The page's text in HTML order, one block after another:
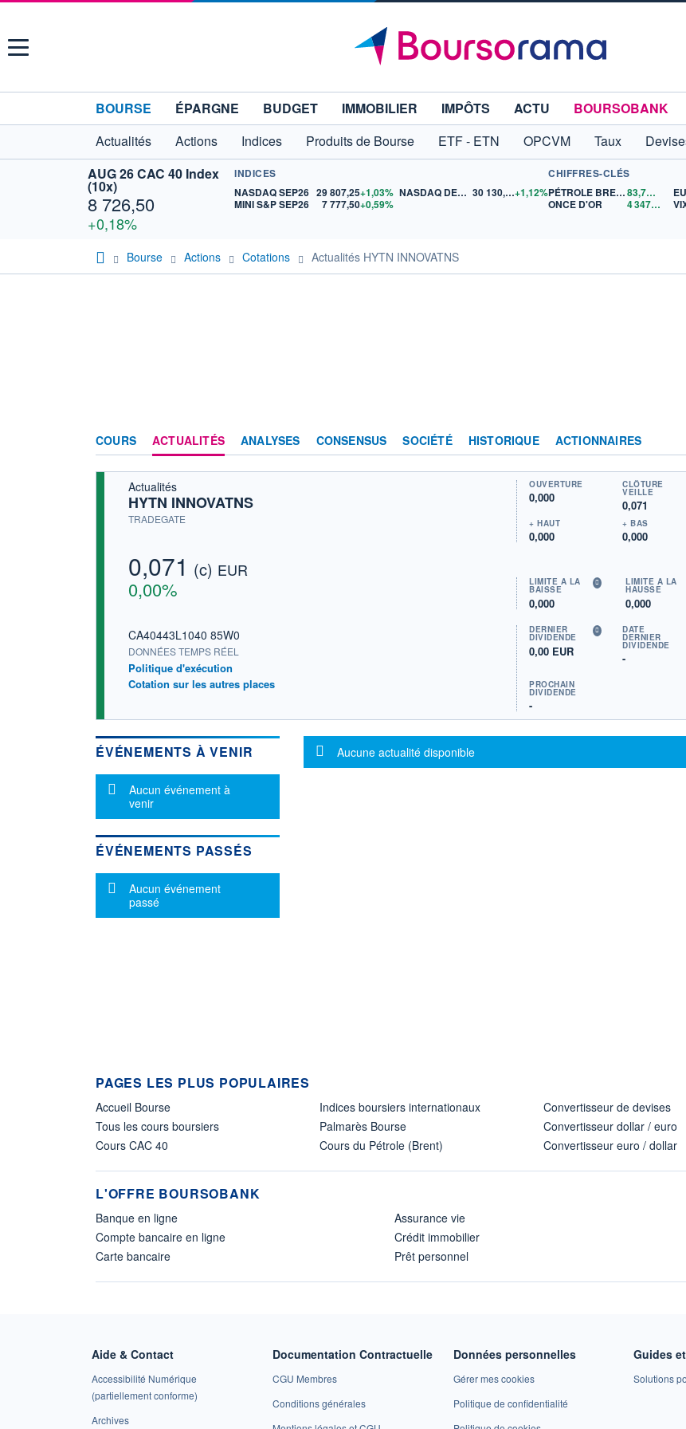
Menu
BOURSE ÉPARGNE BUDGET IMMOBILIER IMPÔTS ACTU
BOURSOBANK
Actualités
Actions Indices Produits de Bourse ETF - ETN OPCVM Taux
AUG 26 CAC 40 Index
(10x)
8 726,50
+0,18%
INDICES
NASDAQ SEP26 29 807,25+1,03%
MINI S&P SEP26
7 777,50+0,59%
NASDAQ DEC26 30 130,00+1,12%
CHIFFRES-CLÉS
PÉTROLE BRENT
83,76$US
ONCE D'OR
4 347,55 $US
Bourse Actions Cotations Actualités HYTN INNOVATNS
COURS ACTUALITÉS ANALYSES CONSENSUS SOCIÉTÉ HISTORIQUE ACTIONNAIRES
Actualités
HYTN INNOVATNS
TRADEGATE
0,071 (c) EUR
0,00%
CA40443L1040 85W0
DONNÉES TEMPS RÉEL
Politique d'exécution
Cotation sur les autres places
OUVERTURE
0,000
CLÔTURE
VEILLE
0,071
+ HAUT
0,000
+ BAS
0,000
LIMITE À LA
BAISSE
0,000
LIMITE À LA
HAUSSE
0,000
DERNIER
DIVIDENDE
0,00 EUR
DATE
DERNIER
DIVIDENDE
-
PROCHAIN
DIVIDENDE
-
ÉVÉNEMENTS À VENIR
Message d'information
Aucun événement à
venir
ÉVÉNEMENTS PASSÉS
Message d'information
Aucun événement
passé
Message d'information
Aucune actualité disponible
PAGES LES PLUS POPULAIRES
Accueil Bourse
Tous les cours boursiers
Cours CAC 40
Indices boursiers internationaux
Palmarès Bourse
Cours du Pétrole (Brent)
Convertisseur de devises
Convertisseur dollar / euro
Convertisseur euro / dollar
L'OFFRE BOURSOBANK
Banque en ligne
Compte bancaire en ligne
Carte bancaire
Assurance vie
Crédit immobilier
Prêt personnel
Aide & Contact
Accessibilité Numérique
(partiellement conforme)
Archives
Documentation Contractuelle
CGU Membres
Conditions générales
Données personnelles
Gérer mes cookies
Politique de confidentialité
Guides
Solutions